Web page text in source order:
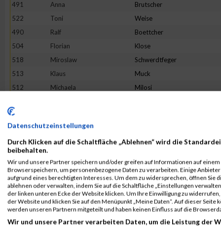
491
Anna Brutscher
522
Toni Weise
490
Ralf Boettcher
504
Florian Klose
518
Miroslaw Schwerdtfeger
513
Klaus Muck
512
Michaela Milosi
508
498
Annika
Rang:88.
Kontaktformular / Fragen
zur Zeitmessung
Valeria Schäfer
Datenschutzeinstellungen
Durch Klicken auf die Schaltfläche „Ablehnen“ wird die
beibehalten.
Wir und unsere Partner speichern und/oder greifen auf Informationen auf einem
Browserspeichern, um personenbezogene Daten zu verarbeiten. Einige
aufgrund eines berechtigten Interesses. Um dem zu widersprechen, öffnen Sie
ablehnen oder verwalten, indem Sie auf die Schaltfläche „Einstellungen
der linken unteren Ecke der Website klicken. Um Ihre Einwilligung zu
der Website und klicken Sie auf den Menüpunkt „Meine Daten“. Auf dieser
werden unseren Partnern mitgeteilt und haben keinen Einfluss auf die
Wir und unsere Partner verarbeiten Daten, um die Leistung der